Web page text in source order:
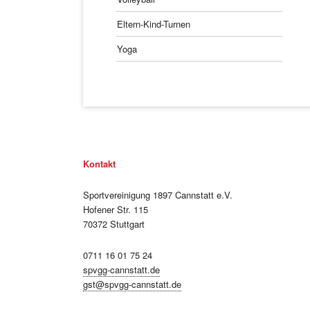
Eltern-Kind-Turnen
Yoga
Kontakt
Sportvereinigung 1897 Cannstatt e.V.
Hofener Str. 115
70372 Stuttgart
0711 16 01 75 24
spvgg-cannstatt.de
gst@spvgg-cannstatt.de